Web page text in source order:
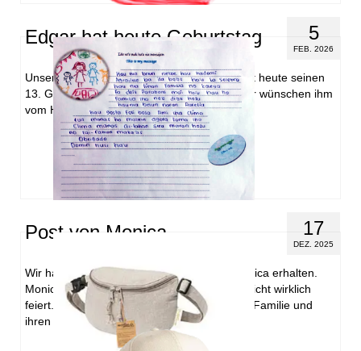
5
FEB. 2026
Edgar hat heute Geburtstag
Unser Patenkind Edgar aus El Salvador feiert heute seinen
13. Geburtstag. Herzlichen Glückwunsch. Wir wünschen ihm
vom Herzen alles Gute.
17
DEZ. 2025
Post von Monica
Wir haben erneut einen netten Brief von Monica erhalten.
Monica schreibt, dass sie ihren Geburtstag nicht wirklich
feiert. Sie bekommt Glückwünsche von ihrer Familie und
ihren Freunden. Ihr und ihrer …Weiterlesen